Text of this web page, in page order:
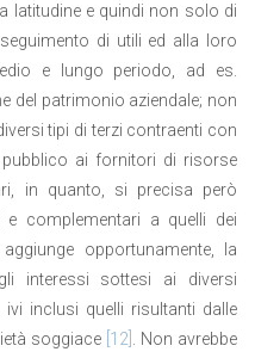
latitudine e quindi non solo di
di utili ed alla loro
e lungo periodo, ad es.
del patrimonio aziendale; non
tipi di terzi contraenti con
ai fornitori di risorse
in quanto, si precisa però
e complementari a quelli dei
opportunamente, la
interessi sottesi ai diversi
ivi inclusi quelli risultanti dalle
soggiace [12] . Non avrebbe